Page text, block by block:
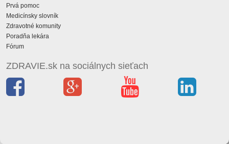
Prvá pomoc
Medicínsky slovník
Zdravotné komunity
Poradňa lekára
Fórum
ZDRAVIE.sk na sociálnych sieťach